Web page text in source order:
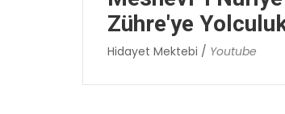
Zühre'ye
Hidayet Mektebi / Youtube